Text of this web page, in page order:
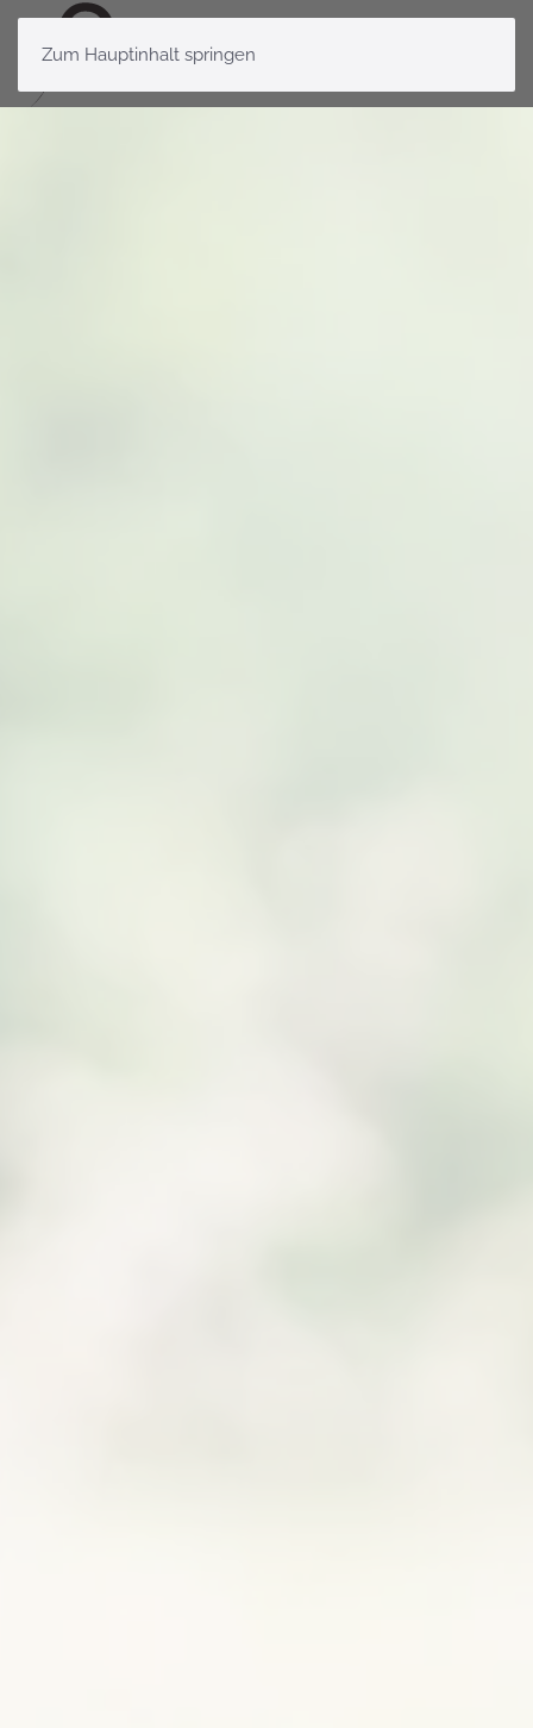
Zum Hauptinhalt springen